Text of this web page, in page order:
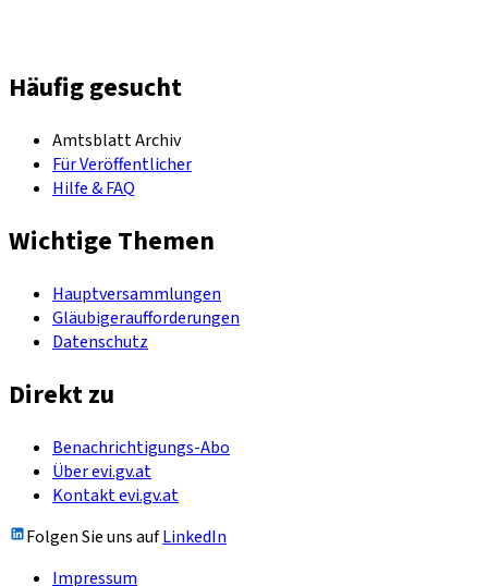
Häufig gesucht
Amtsblatt Archiv
Für Veröffentlicher
Hilfe & FAQ
Wichtige Themen
Hauptversammlungen
Gläubigeraufforderungen
Datenschutz
Direkt zu
Benachrichtigungs-Abo
Über evi.gv.at
Kontakt evi.gv.at
Folgen Sie uns aufLinkedIn
Impressum